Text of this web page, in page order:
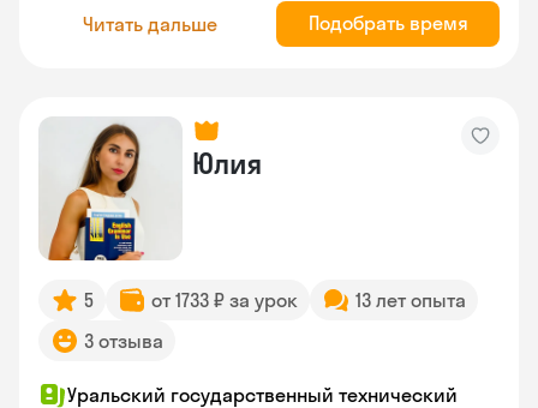
Читать дальше Подобрать время
Юлия
5 от 1733 ₽ за урок
13 лет опыта
3 отзыва
Уральский государственный технический